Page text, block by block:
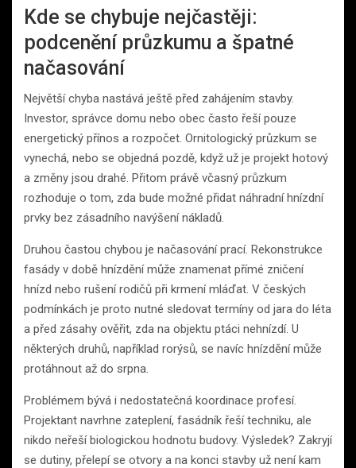
Kde se chybuje nejčastěji:
podcenění průzkumu a špatné
načasování
Největší chyba nastává ještě před zahájením stavby.
Investor, správce domu nebo obec často řeší pouze
energetický přínos a rozpočet. Ornitologický průzkum se
vynechá, nebo se objedná pozdě, když už je projekt hotový
a změny jsou drahé. Přitom právě včasný průzkum
rozhoduje o tom, zda bude možné přidat náhradní hnízdní
prvky bez zásadního navýšení nákladů.
Druhou častou chybou je načasování prací. Rekonstrukce
fasády v době hnízdění může znamenat přímé zničení
hnízd nebo rušení rodičů při krmení mláďat. V českých
podmínkách je proto nutné sledovat termíny od jara do léta
a před zásahy ověřit, zda na objektu ptáci nehnízdí. U
některých druhů, například rorýsů, se navíc hnízdění může
protáhnout až do srpna.
Problémem bývá i nedostatečná koordinace profesí.
Projektant navrhne zateplení, fasádník řeší techniku, ale
nikdo neřeší biologickou hodnotu budovy. Výsledek? Zakryjí
se dutiny, přelepí se otvory a na konci stavby už není kam